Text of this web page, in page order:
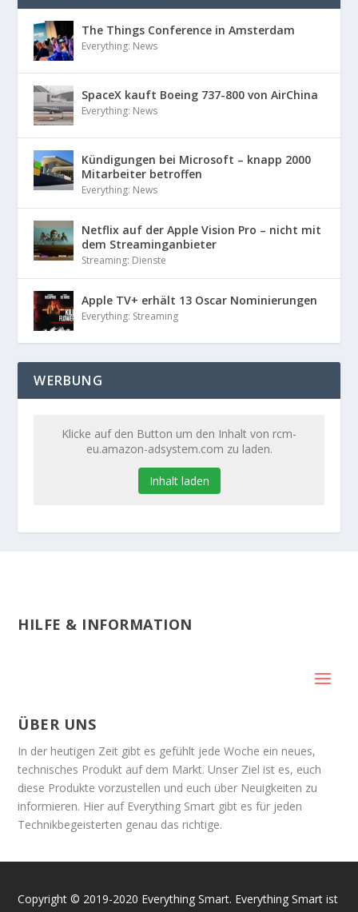
The Things Conference in Amsterdam
Everything: News
SpaceX kauft Boeing 737-800 von AirChina
Everything: News
Kündigungen bei Microsoft – knapp 2000
Mitarbeiter betroffen
Everything: News
Netflix auf der Apple Vision Pro – nicht mit
dem Streaminganbieter
Streaming: Dienste
Apple TV+ erhält 13 Oscar Nominierungen
Everything: Streaming
WERBUNG
Klicke auf den Button um den Inhalt von rcm-
eu.amazon-adsystem.com zu laden.
Inhalt laden
HILFE & INFORMATION
ÜBER UNS
In der heutigen Zeit gibt es gefühlt jede Woche ein neues,
technisches Produkt auf dem Markt. Unser Ziel ist es, euch
diese Produkte vorzustellen und euch über Neuigkeiten zu
informieren. Hier auf Everything Smart gibt es für jeden
Technikbegeisterten genau das richtige.
Copyright © 2019-2020 Everything Smart. Everything Smart ist